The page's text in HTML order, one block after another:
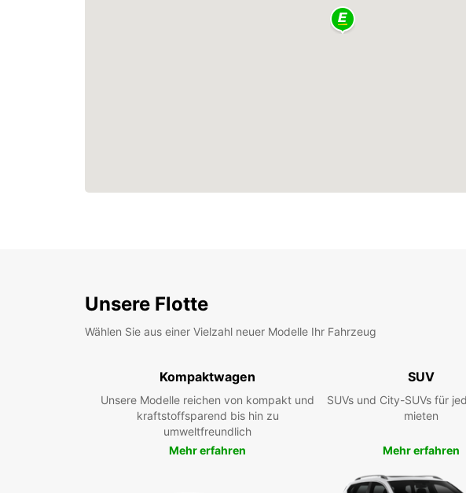
Unsere Flotte
Wählen Sie aus einer Vielzahl neuer Modelle Ihr Fahrzeug
Kompaktwagen
Unsere Modelle reichen von kompakt und
kraftstoffsparend bis hin zu
umweltfreundlich
Mehr erfahren
SUV
SUVs und City-SUVs für
mieten
Mehr erfahren